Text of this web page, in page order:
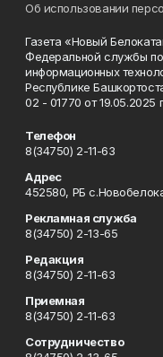
Об использовании
Газета «Новый
Федеральной службы
информационных
Республике
02 - 01770 от 19.05.2025
Телефон
8(34750) 2-11-63
Адрес
452580, РБ
Рекламная служба
8(34750) 2-13-65
Редакция
8(34750) 2-11-63
Приемная
8(34750) 2-11-63
Сотрудничество